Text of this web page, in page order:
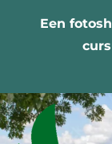
Een